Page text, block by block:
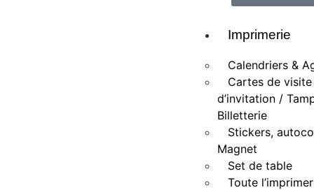
Imprimerie
Calendriers &
Cartes de
d’invitation /
Billetterie
Stickers,
Magnet
Set de table
Toute